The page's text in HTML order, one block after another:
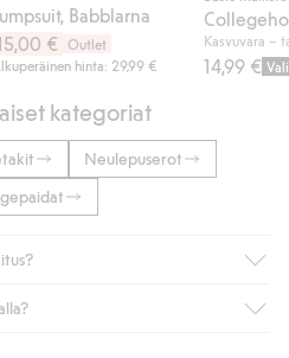
Babblarna
€
Outlet
hinta: 29,99 €
Kasvuvara –
14,99 €
kategoriat
Neulepuserot
saat aina ilmaisen toimituksen